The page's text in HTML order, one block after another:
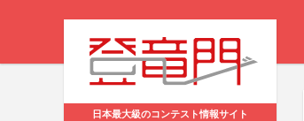
日本最大級のコンテスト情報サイト